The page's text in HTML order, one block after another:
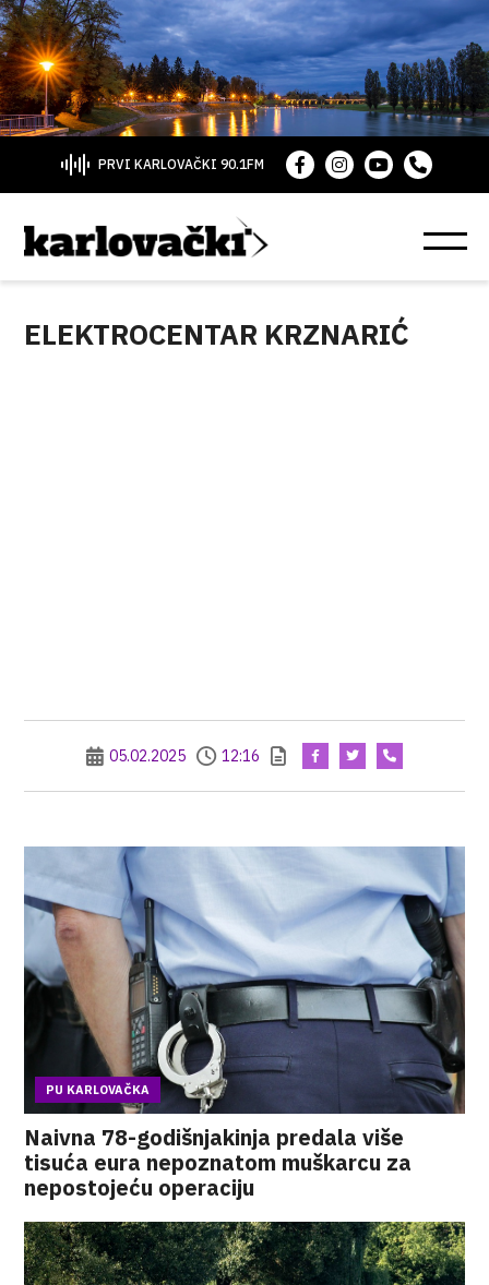
PRVI KARLOVAČKI 90.1FM
ELEKTROCENTAR KRZNARIĆ
05.02.2025 12:16
PU KARLOVAČKA
Naivna 78-godišnjakinja predala više
tisuća eura nepoznatom muškarcu za
nepostojeću operaciju